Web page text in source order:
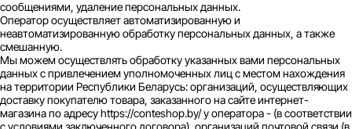
сообщениями, удаление персональных данных.
Оператор осуществляет автоматизированную и
неавтоматизированную обработку персональных данных, а также
смешанную.
Мы можем осуществлять обработку указанных вами персональных
данных с привлечением уполномоченных лиц с местом нахождения
на территории Республики Беларусь: организаций, осуществляющих
доставку покупателю товара, заказанного на сайте интернет-
магазина по адресу https://conteshop.by/ у оператора - (в соответствии
с условиями заключенного договора), организаций почтовой связи (в